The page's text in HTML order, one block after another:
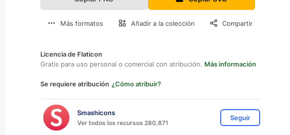
Más formatos Añadir a la colección Compartir
Licencia de Flaticon
Gratis para uso personal o comercial con atribución. Más información
Se requiere atribución ¿Cómo atribuir?
Smashicons
Ver todos los recursos 280,871
Seguir